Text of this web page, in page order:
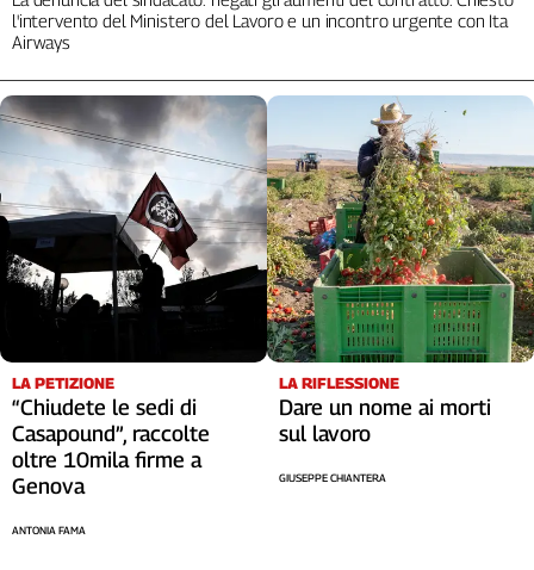
l'intervento del Ministero del Lavoro e un incontro urgente con Ita
Airways
LA PETIZIONE
“Chiudete le sedi di
Casapound”, raccolte
oltre 10mila firme a
Genova
ANTONIA FAMA
LA RIFLESSIONE
Dare un nome ai morti
sul lavoro
GIUSEPPE CHIANTERA